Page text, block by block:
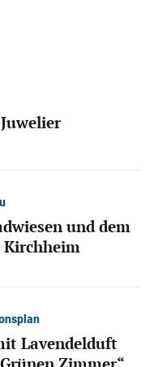
und dem
Kirchheim
Lavendelduft